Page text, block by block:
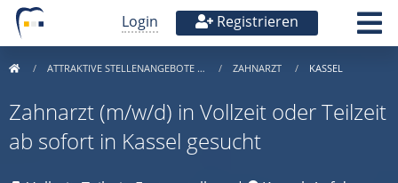
Login Registrieren
ATTRAKTIVE STELLENANGEBOTE … ZAHNARZT KASSEL
Zahnarzt (m/w/d) in Vollzeit oder Teilzeit
ab sofort in Kassel gesucht